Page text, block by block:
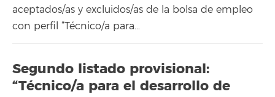
aceptados/as y excluidos/as de la bolsa de empleo
con perfil “Técnico/a para…
Segundo listado provisional:
“Técnico/a para el desarrollo de